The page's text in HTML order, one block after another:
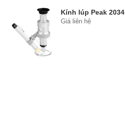
Kính lúp Peak
Giá liên hệ